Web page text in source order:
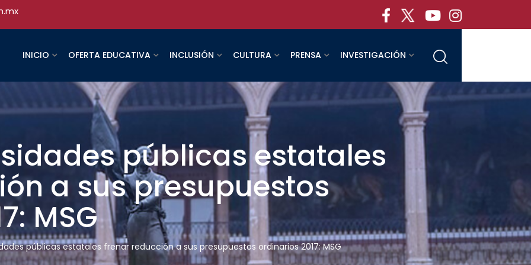
INICIO OFERTA EDUCATIVA INCLUSIÓN CULTURA PRENSA INVESTIGACIÓN
públicas estatales
a sus presupuestos
MSG
públicas estatales frenar reducción a sus presupuestos ordinarios 2017: MSG